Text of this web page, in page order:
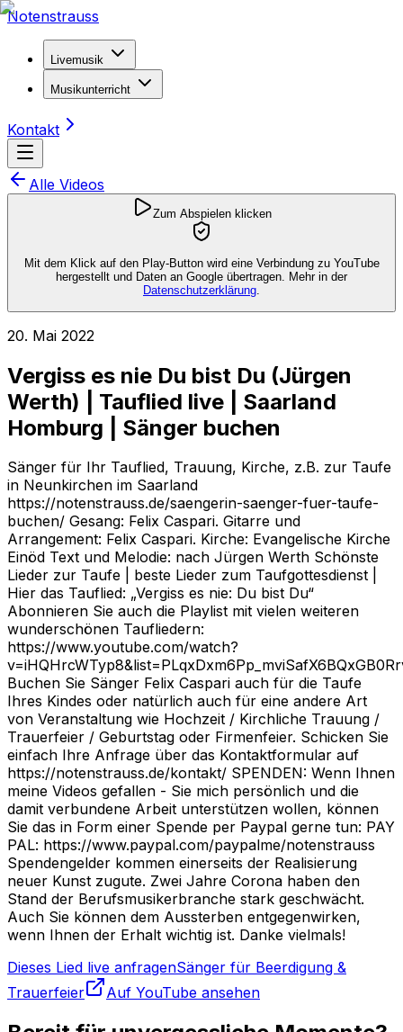
Notenstrauss
Livemusik
Musikunterricht
Kontakt
Alle Videos
Zum Abspielen klicken
Mit dem Klick auf den Play-Button wird eine Verbindung zu YouTube
hergestellt und Daten an Google übertragen. Mehr in der
Datenschutzerklärung.
20. Mai 2022
Vergiss es nie Du bist Du (Jürgen
Werth) | Tauflied live | Saarland
Homburg | Sänger buchen
Sänger für Ihr Tauflied, Trauung, Kirche, z.B. zur Taufe
in Neunkirchen im Saarland
https://notenstrauss.de/saengerin-saenger-fuer-taufe-
buchen/ Gesang: Felix Caspari. Gitarre und
Arrangement: Felix Caspari. Kirche: Evangelische Kirche
Einöd Text und Melodie: nach Jürgen Werth Schönste
Lieder zur Taufe | beste Lieder zum Taufgottesdienst |
Hier das Tauflied: „Vergiss es nie: Du bist Du“
Abonnieren Sie auch die Playlist mit vielen weiteren
wunderschönen Taufliedern:
https://www.youtube.com/watch?
Buchen Sie Sänger Felix Caspari auch für die Taufe
Ihres Kindes oder natürlich auch für eine andere Art
von Veranstaltung wie Hochzeit / Kirchliche Trauung /
Trauerfeier / Geburtstag oder Firmenfeier. Schicken Sie
einfach Ihre Anfrage über das Kontaktformular auf
https://notenstrauss.de/kontakt/ SPENDEN: Wenn Ihnen
meine Videos gefallen - Sie mich persönlich und die
damit verbundene Arbeit unterstützen wollen, können
Sie das in Form einer Spende per Paypal gerne tun: PAY
PAL: https://www.paypal.com/paypalme/notenstrauss
Spendengelder kommen einerseits der Realisierung
neuer Kunst zugute. Zwei Jahre Corona haben den
Stand der Berufsmusikerbranche stark geschwächt.
Auch Sie können dem Aussterben entgegenwirken,
wenn Ihnen der Erhalt wichtig ist. Danke vielmals!
Dieses Lied live anfragenSänger für Beerdigung &
Trauerfeier
Auf YouTube ansehen